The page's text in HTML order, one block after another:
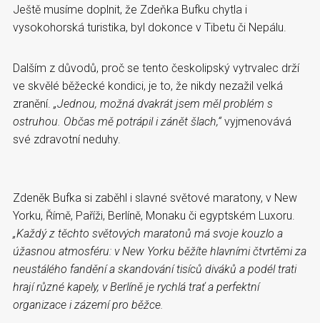
Ještě musíme doplnit, že Zdeňka Bufku chytla i
vysokohorská turistika, byl dokonce v Tibetu či Nepálu.
Dalším z důvodů, proč se tento českolipský vytrvalec drží
ve skvělé běžecké kondici, je to, že nikdy nezažil velká
zranění. „Jednou, možná dvakrát jsem měl problém s
ostruhou. Občas mě potrápil i zánět šlach,“vyjmenovává
své zdravotní neduhy.
Zdeněk Bufka si zaběhl i slavné světové maratony, v New
Yorku, Římě, Paříži, Berlíně, Monaku či egyptském Luxoru.
„Každý z těchto světových maratonů má svoje kouzlo a
úžasnou atmosféru: v New Yorku běžíte hlavními čtvrtěmi za
neustálého fandění a skandování tisíců diváků a podél trati
hrají různé kapely, v Berlíně je rychlá trať a perfektní
organizace i zázemí pro běžce.